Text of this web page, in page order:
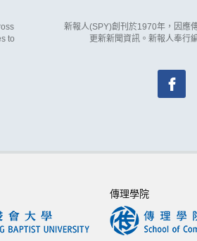
to
新報人(SPY)創刊於1970年，因應
更新新聞資訊。新報人奉行
傳理學院